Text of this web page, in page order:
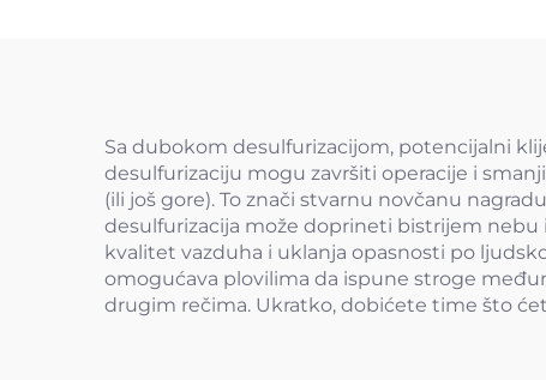
Sa dubokom desulfurizacijom, potencijalni
desulfurizaciju mogu završiti operacije i
(ili još gore). To znači stvarnu novčanu
desulfurizacija može doprineti bistrijem
kvalitet vazduha i uklanja opasnosti po
omogućava plovilima da ispune stroge
drugim rečima. Ukratko, dobićete time što